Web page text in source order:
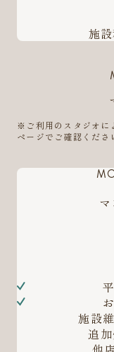
施
※ご利用のスタジオに
ページでご確認くださ
施設
追